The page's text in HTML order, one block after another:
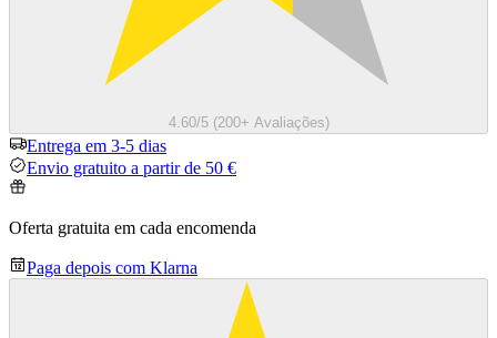
4.60/5 (200+ Avaliações)
Entrega em 3-5 dias
Envio gratuito a partir de 50 €
Oferta gratuita em cada encomenda
Paga depois com Klarna